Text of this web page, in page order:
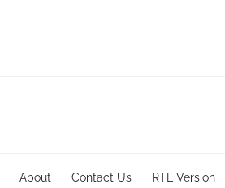
About Contact Us RTL Version